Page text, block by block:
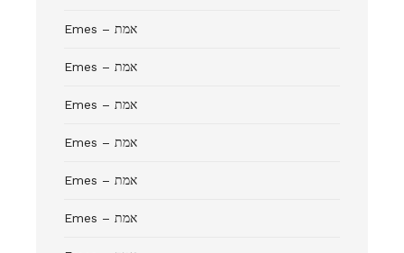
Emes – אמת
Emes – אמת
Emes – אמת
Emes – אמת
Emes – אמת
Emes – אמת